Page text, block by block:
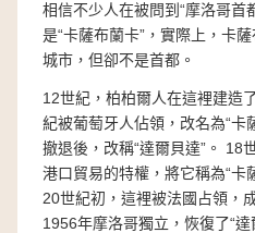
相信不少人在被問到“摩洛哥首
是“卡薩布蘭卡”，實際上，卡
城市，但卻不是首都。
12世紀，柏柏爾人在這裡建造
紀被葡萄牙人佔領，改名為“卡
撤退後，改稱“達爾貝達”。 18
港口貿易的特權，將它稱為“卡
20世紀初，這裡被法國占領，
1956年摩洛哥獨立，恢復了“